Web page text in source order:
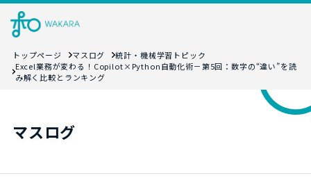
トップページ マスログ
統計・機械学習トピック
Excel業務が変わる！Copilot×Python自動化術－第5回：数字の“違い”を読
み解く比較とランキング
マスログ